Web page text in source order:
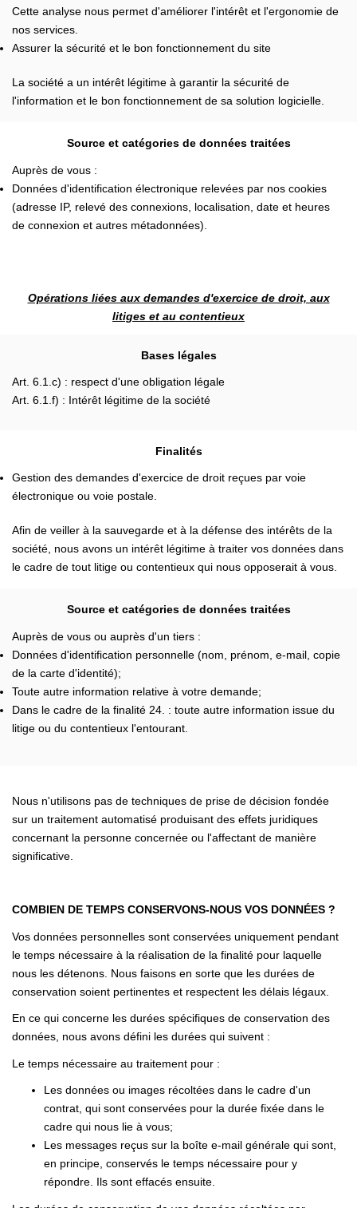
Cette analyse nous permet d'améliorer l'intérêt et l'ergonomie de
nos services.
Assurer la sécurité et le bon fonctionnement du site
La société a un intérêt légitime à garantir la sécurité de
l'information et le bon fonctionnement de sa solution logicielle.
Source et catégories de données traitées
Auprès de vous :
Données d'identification électronique relevées par nos cookies
(adresse IP, relevé des connexions, localisation, date et heures
de connexion et autres métadonnées).
Opérations liées aux demandes d'exercice de droit, aux
litiges et au contentieux
Bases légales
Art. 6.1.c) : respect d'une obligation légale
Art. 6.1.f) : Intérêt légitime de la société
Finalités
Gestion des demandes d'exercice de droit reçues par voie
électronique ou voie postale.
Afin de veiller à la sauvegarde et à la défense des intérêts de la
société, nous avons un intérêt légitime à traiter vos données dans
le cadre de tout litige ou contentieux qui nous opposerait à vous.
Source et catégories de données traitées
Auprès de vous ou auprès d'un tiers :
Données d'identification personnelle (nom, prénom, e-mail, copie
de la carte d'identité);
Toute autre information relative à votre demande;
Dans le cadre de la finalité 24. : toute autre information issue du
litige ou du contentieux l'entourant.
Nous n'utilisons pas de techniques de prise de décision fondée
sur un traitement automatisé produisant des effets juridiques
concernant la personne concernée ou l'affectant de manière
significative.
COMBIEN DE TEMPS CONSERVONS-NOUS VOS DONNÉES ?
Vos données personnelles sont conservées uniquement pendant
le temps nécessaire à la réalisation de la finalité pour laquelle
nous les détenons. Nous faisons en sorte que les durées de
conservation soient pertinentes et respectent les délais légaux.
En ce qui concerne les durées spécifiques de conservation des
données, nous avons défini les durées qui suivent :
Le temps nécessaire au traitement pour :
Les données ou images récoltées dans le cadre d'un
contrat, qui sont conservées pour la durée fixée dans le
cadre qui nous lie à vous;
Les messages reçus sur la boîte e-mail générale qui sont,
en principe, conservés le temps nécessaire pour y
répondre. Ils sont effacés ensuite.